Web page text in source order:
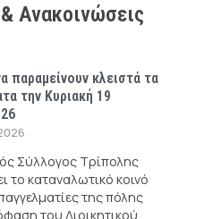
Ανακοινώσεις
παραμείνουν κλειστά τα
την Κυριακή 19
Σύλλογος Τρίπολης
το καταναλωτικό κοινό
της πόλης
του Διοικητικού